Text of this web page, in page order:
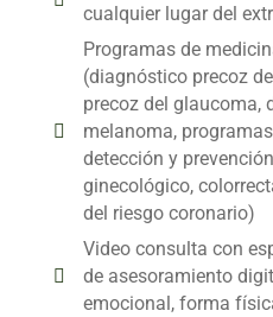
cualquier lugar del
Programas de
(diagnóstico precoz
precoz del glaucoma,
melanoma,
detección y
ginecológico,
del riesgo coronario)
Video consulta con
de asesoramiento
emocional, forma